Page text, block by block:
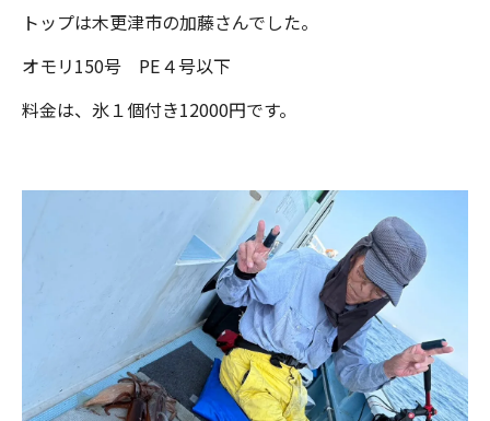
トップは木更津市の加藤さんでした。
オモリ150号 PE４号以下
料金は、氷１個付き12000円です。